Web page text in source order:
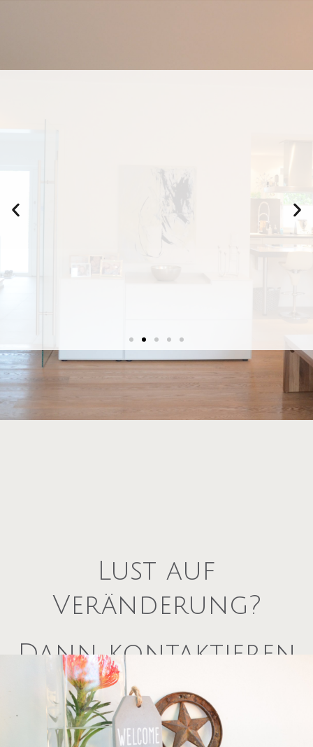
sicher sein, dass die Immobilie den eigenen
Lust auf
Veränderung?
Dann kontaktieren
Sie uns – wir freuen
uns auf Sie